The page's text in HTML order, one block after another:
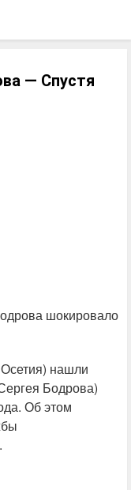
— Спустя
шокировало
нашли
Бодрова)
Об этом